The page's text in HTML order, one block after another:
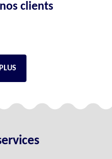
clients